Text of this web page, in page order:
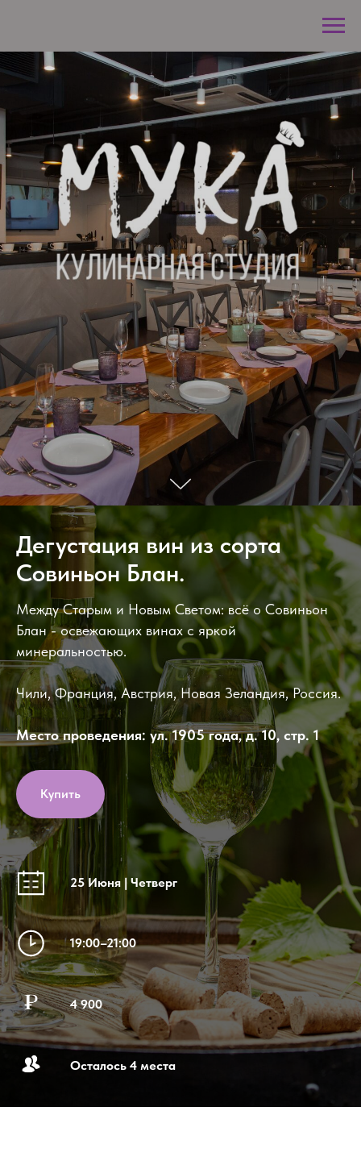
Дегустация вин из сорта
Совиньон Блан.
Между Старым и Новым Светом: всё о Совиньон
Блан - освежающих винах с яркой
минеральностью.
Чили, Франция, Австрия, Новая Зеландия, Россия.
Место проведения: ул. 1905 года, д. 10, стр. 1
Купить
25 Июня | Четверг
19:00–21:00
4 900
Осталось 4 места